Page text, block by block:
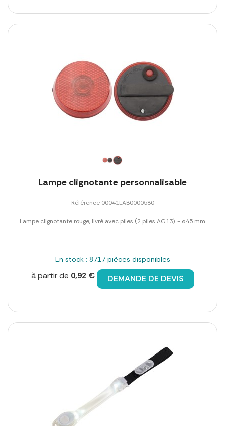
Lampe clignotante personnalisable
Référence 00041LAB0000580
Lampe clignotante rouge, livré avec piles (2 piles AG13). - ø45 mm
En stock : 8717 pièces disponibles
à partir de 0,92 € DEMANDE DE DEVIS